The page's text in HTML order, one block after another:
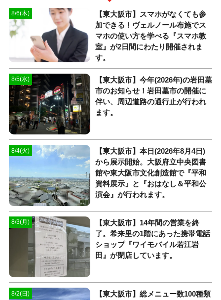
8/6(木)
【東大阪市】スマホがなくても参
加できる！ヴェルノール布施でス
マホの使い方を学べる『スマホ教
室』が2日間にわたり開催されま
す。
8/5(水)
【東大阪市】今年(2026年)の岩田墓
市のお知らせ！岩田墓市の開催に
伴い、周辺道路の通行止が行われ
ます。
8/4(火)
【東大阪市】本日(2026年8月4日)
から展示開始。大阪府立中央図書
館や東大阪市文化創造館で『平和
資料展示』と『おはなし＆平和公
演会』が行われます。
8/3(月)
【東大阪市】14年間の営業を終
了。希来里の1階にあった携帯電話
ショップ『ワイモバイル若江岩
田』が閉店しています。
8/2(日)
【東大阪市】総メニュー数100種類